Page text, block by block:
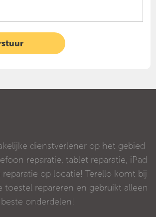
dienstverlener op het gebied
reparatie, tablet reparatie, iPad
reparatie op locatie! Terello komt bij
toestel repareren en gebruikt alleen
onderdelen!